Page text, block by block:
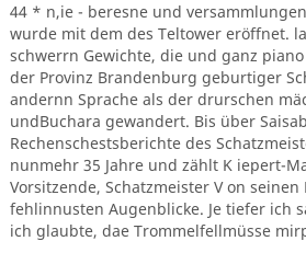
44 * n,ie - beresne und
wurde mit dem des Teltower eröffnet.
schwerrn Gewichte, die und ganz
der Provinz Brandenburg geburtiger
andernn Sprache als der drurschen
undBuchara gewandert. Bis über
Rechenschestsberichte des
nunmehr 35 Jahre und zählt K iepert-
Vorsitzende, Schatzmeister V on
fehlinnusten Augenblicke. Je tiefer ich
ich glaubte, dae Trommelfellmüsse